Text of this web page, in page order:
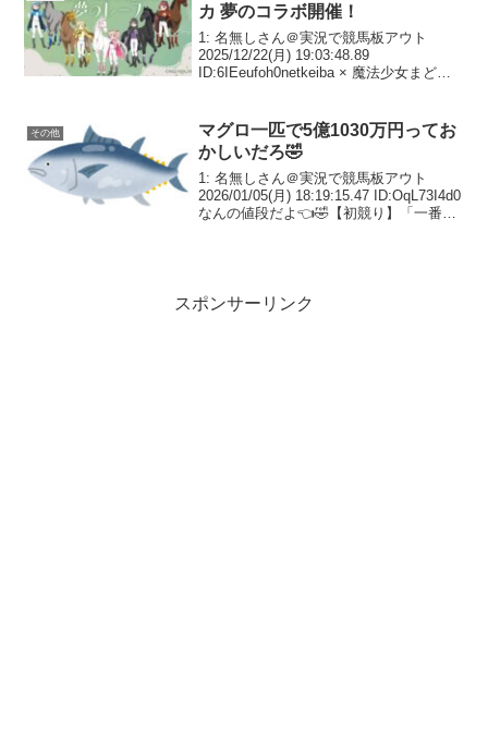
カ 夢のコラボ開催！
1: 名無しさん＠実況で競馬板アウト
2025/12/22(月) 19:03:48.89
ID:6IEeufoh0netkeiba × 魔法少女まどか
ン、描き下ろしイ...
その他
マグロ一匹で5億1030万円ってお
かしいだろ🤣
1: 名無しさん＠実況で競馬板アウト
2026/01/05(月) 18:19:15.47 ID:OqL73I4d0
なんの値段だよ👈🤣【初競り】「一番マ
スポンサーリンク